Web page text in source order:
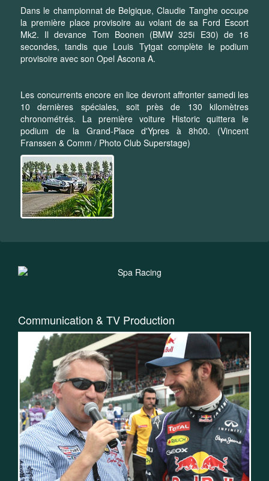
Dans le championnat de Belgique, Claudie Tanghe occupe
la première place provisoire au volant de sa Ford Escort
Mk2. Il devance Tom Boonen (BMW 325i E30) de 16
secondes, tandis que Louis Tytgat complète le podium
provisoire avec son Opel Ascona A.
Les concurrents encore en lice devront affronter samedi les
10 dernières spéciales, soit près de 130 kilomètres
chronométrés. La première voiture Historic quittera le
podium de la Grand-Place d'Ypres à 8h00. (Vincent
Franssen & Comm / Photo Club Superstage)
Communication & TV Production